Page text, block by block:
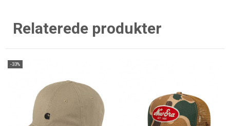
Relaterede produkter
-33%